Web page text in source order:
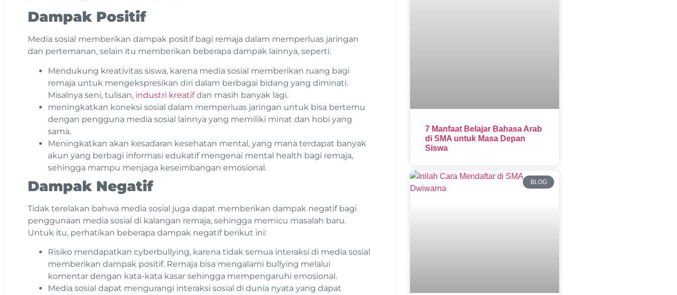
Dampak Positif
Media sosial memberikan dampak positif bagi remaja dalam memperluas jaringan
dan pertemanan, selain itu memberikan beberapa dampak lainnya, seperti:
Mendukung kreativitas siswa, karena media sosial memberikan ruang bagi
remaja untuk mengekspresikan diri dalam berbagai bidang yang diminati.
Misalnya seni, tulisan, industri kreatifdan masih banyak lagi.
meningkatkan koneksi sosial dalam memperluas jaringan untuk bisa bertemu
dengan pengguna media sosial lainnya yang memiliki minat dan hobi yang
sama.
Meningkatkan akan kesadaran kesehatan mental, yang mana terdapat banyak
akun yang berbagi informasi edukatif mengenai mental health bagi remaja,
sehingga mampu menjaga keseimbangan emosional.
Dampak Negatif
Tidak terelakan bahwa media sosial juga dapat memberikan dampak negatif bagi
penggunaan media sosial di kalangan remaja, sehingga memicu masalah baru.
Untuk itu, perhatikan beberapa dampak negatif berikut ini:
Risiko mendapatkan cyberbullying, karena tidak semua interaksi di media sosial
memberikan dampak positif. Remaja bisa mengalami bullying melalui
komentar dengan kata-kata kasar sehingga mempengaruhi emosional.
Media sosial dapat mengurangi interaksi sosial di dunia nyata yang dapat
7 Manfaat Belajar Bahasa Arab
di SMA untuk Masa Depan
Siswa
BLOG